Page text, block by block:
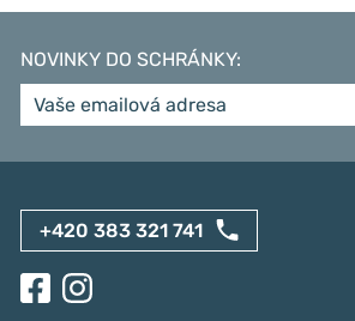
NOVINKY DO SCHRÁNKY:
+420 383 321 741